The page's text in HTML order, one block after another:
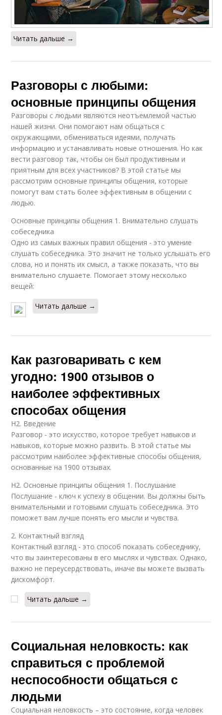
Читать дальше →
Разговоры с любыми:
основные принципы общения
Разговоры с людьми являются неотъемлемой частью
нашей жизни. Они помогают нам общаться с
окружающими, обмениваться идеями, получать
информацию и устанавливать новые отношения. Но как
вести разговор так, чтобы он был продуктивным и
приятным для всех участников? В этой статье мы
рассмотрим основные принципы общения, которые
помогут вам стать более эффективным в общении с
людью.
Основные принципы общения 1. Внимательно слушать
собеседника
Одно из самых важных правил общения - это умение
слушать собеседника. Это значит не только услышать его
слова, но и понять их смысл, а также показать, что вы
внимательно слушаете. Помогает этому несколько
вещей:
Читать дальше →
Как разговаривать с кем
угодно: 1900 отзывов о
наиболее эффективных
способах общения
H2. Введение
Разговор - это искусство, которое требует навыков и
навыков, которые можно развить. В этой статье мы
рассмотрим наиболее эффективные способы общения,
основанные на 1900 отзывах.
H2. Основные принципы общения 1. Послушание
Послушание - ключ к успеху в общении. Вы должны быть
внимательными и готовыми слушать собеседника. Это
поможет вам лучше понять его мысли и чувства.
2. Контактный взгляд
Контактный взгляд - это способ показать собеседнику,
что вы заинтересованы в его мыслях и чувствах. Однако,
важно не переусердствовать, иначе вы можете вызвать
дискомфорт.
Читать дальше →
Социальная неловкость: как
справиться с проблемой
неспособности общаться с
людьми
Социальная неловкость – это состояние, когда человек